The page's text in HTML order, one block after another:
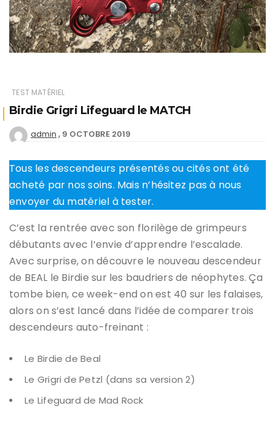
TEST MATÉRIEL
Birdie Grigri Lifeguard le MATCH
admin 9 OCTOBRE 2019
Tous les descendeurs présentés ou cités ont été
acheté par nos soins. Mais n’hésitez pas à nous
envoyer du matériel à tester.
C’est la rentrée avec son florilège de grimpeurs
débutants avec l’envie d’apprendre l’escalade.
Avec surprise, on découvre le nouveau descendeur
de BEAL le Birdie sur les baudriers de néophytes. Ça
tombe bien, ce week-end on est 40 sur les falaises,
alors on s’est lancé dans l’idée de comparer trois
descendeurs auto-freinant :
Le Birdie de Beal
Le Grigri de Petzl (dans sa version 2)
Le Lifeguard de Mad Rock